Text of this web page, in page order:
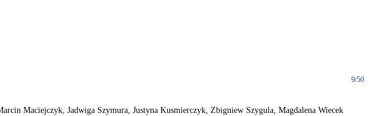
9/50
Maciejczyk, Jadwiga Szymura, Justyna Kusmierczyk, Zbigniew Szygula, Magdalena Wiecek